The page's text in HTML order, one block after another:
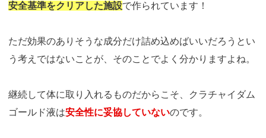
安全基準をクリアした施設で作られています！
ただ効果のありそうな成分だけ詰め込めばいいだろうとい
う考えではないことが、そのことでよく分かりますよね。
継続して体に取り入れるものだからこそ、クラチャイダム
ゴールド液は安全性に妥協していないのです。